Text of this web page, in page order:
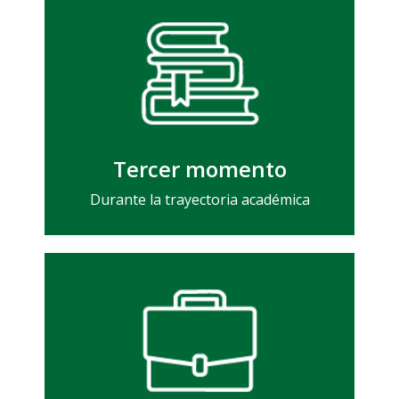
Tercer momento
Durante la trayectoria académica
acompañamiento cognitivo, apoyos
socioeconómicos, acompañamiento en
salud y Clubes de Lectura.
Saber Pro y Saber TyT, acompañamiento
trabajo de grado y Taller de Preparación
para la Vida Laboral.